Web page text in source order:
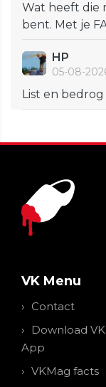
Wat heeft die
bent. Met je
HP
05-08-
List en
VK Menu
Contact
Download
App
VKMag facts